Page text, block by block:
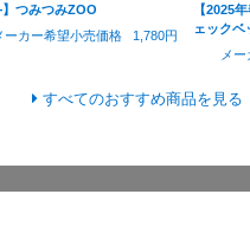
】つみつみZOO
ーカー希望小売価格
1,780円
【2025
ェックベ
メ
すべてのおすすめ商品を見る